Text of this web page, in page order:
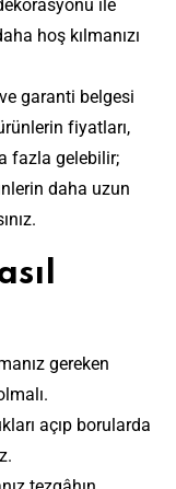
ile
hoş kılmanızı
garanti belgesi
fiyatları,
fazla gelebilir;
daha uzun
gereken
açıp borularda